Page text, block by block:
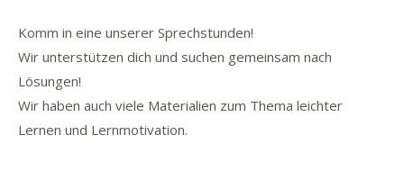
Komm in eine unserer Sprechstunden!
Wir unterstützen dich und suchen gemeinsam nach
Lösungen!
Wir haben auch viele Materialien zum Thema leichter
Lernen und Lernmotivation.